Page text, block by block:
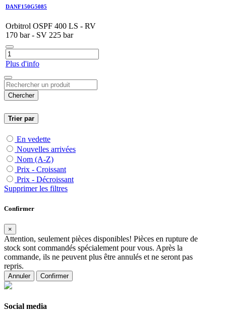
DANF150G5085
Orbitrol OSPF 400 LS - RV
170 bar - SV 225 bar
Plus d'info
Chercher
Trier par
En vedette
Nouvelles arrivées
Nom (A-Z)
Prix - Croissant
Prix - Décroissant
Supprimer les filtres
Confirmer
×
Attention, seulement pièces disponibles! Pièces en rupture de
stock sont commandés spécialement pour vous. Après la
commande, ils ne peuvent plus être annulés et ne seront pas
repris.
Annuler Confirmer
Social media